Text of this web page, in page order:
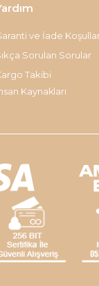
ve İade
Sorulan Sorular
Takibi
Kaynakları